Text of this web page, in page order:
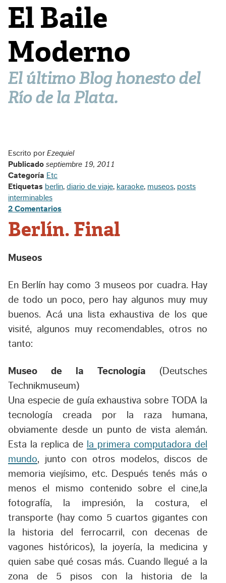
El Baile
Moderno
El último Blog honesto del
Río de la Plata.
Escrito porEzequiel
Publicado septiembre 19, 2011
Categoría Etc
Etiquetas berlin, diario de viaje, karaoke, museos, posts
interminables
2 Comentarios
Berlín. Final
Museos
En Berlín hay como 3 museos por cuadra. Hay
de todo un poco, pero hay algunos muy muy
buenos. Acá una lista exhaustiva de los que
visité, algunos muy recomendables, otros no
tanto:
Museo de la Tecnología (Deutsches
Technikmuseum)
Una especie de guía exhaustiva sobre TODA la
tecnología creada por la raza humana,
obviamente desde un punto de vista alemán.
Esta la replica de la primera computadora del
mundo, junto con otros modelos, discos de
memoria viejísimo, etc. Después tenés más o
menos el mismo contenido sobre el cine,la
fotografía, la impresión, la costura, el
transporte (hay como 5 cuartos gigantes con
la historia del ferrocarril, con decenas de
vagones históricos), la joyería, la medicina y
quien sabe qué cosas más. Cuando llegué a la
zona de 5 pisos con la historia de la